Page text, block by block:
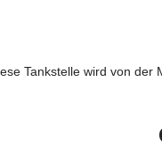
Tankstelle wird von der